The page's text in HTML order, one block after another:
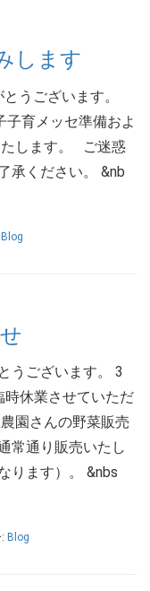
します
うございます。
育メッセ準備およ
します。 ご迷惑
承ください。 &nb
Blog
うございます。 3
時休業させていただ
園さんの野菜販売
常通り販売いたし
ります）。 &nbs
Blog